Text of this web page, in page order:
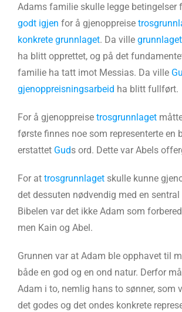
Adams familie skulle legge betingelser
godt igjen for å gjenoppreise
konkrete grunnlaget. Da ville
ha blitt opprettet, og på det
familie ha tatt imot Messias. Da ville
gjenoppreisningsarbeid ha blitt fullført.
For å gjenoppreise trosgrunnlaget
første finnes noe som representerte en
erstattet Guds ord. Dette var Abels
For at trosgrunnlaget skulle kunne
det dessuten nødvendig med en
Bibelen var det ikke Adam som
men Kain og Abel.
Grunnen var at Adam ble opphavet til
både en god og en ond natur. Derfor
Adam i to, nemlig hans to sønner, som
det godes og det ondes konkrete